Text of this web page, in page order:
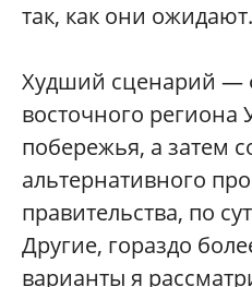
так, как они ожидают.
Худший сценарий —
восточного
побережья, а затем
альтернативного
правительства, по
Другие, гораздо
варианты я